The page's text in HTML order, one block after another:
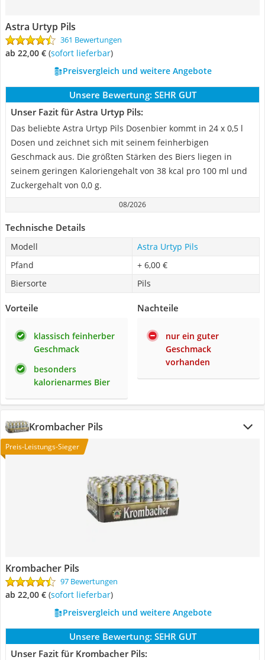
Astra Urtyp Pils
361 Bewertungen
ab 22,00 € ( Sofort lieferbar)
Preisvergleich und weitere Angebote
Unsere Bewertung: SEHR GUT
Unser Fazit für Astra Urtyp Pils:
Das beliebte Astra Urtyp Pils Dosenbier kommt in 24 x 0,5 l
Dosen und zeichnet sich mit seinem feinherbigen
Geschmack aus. Die größten Stärken des Biers liegen in
seinem geringen Kaloriengehalt von 38 kcal pro 100 ml und
Zuckergehalt von 0,0 g.
08/2026
Technische Details
Modell
Astra Urtyp Pils
Pfand
+ 6,00 €
Biersorte
Pils
Vorteile
klassisch feinherber
Geschmack
besonders
kalorienarmes Bier
Nachteile
nur ein guter
Geschmack
vorhanden
Krombacher Pils
Preis-Leistungs-Sieger
Krombacher Pils
97 Bewertungen
ab 22,00 € ( Sofort lieferbar)
Preisvergleich und weitere Angebote
Unsere Bewertung: SEHR GUT
Unser Fazit für Krombacher Pils: